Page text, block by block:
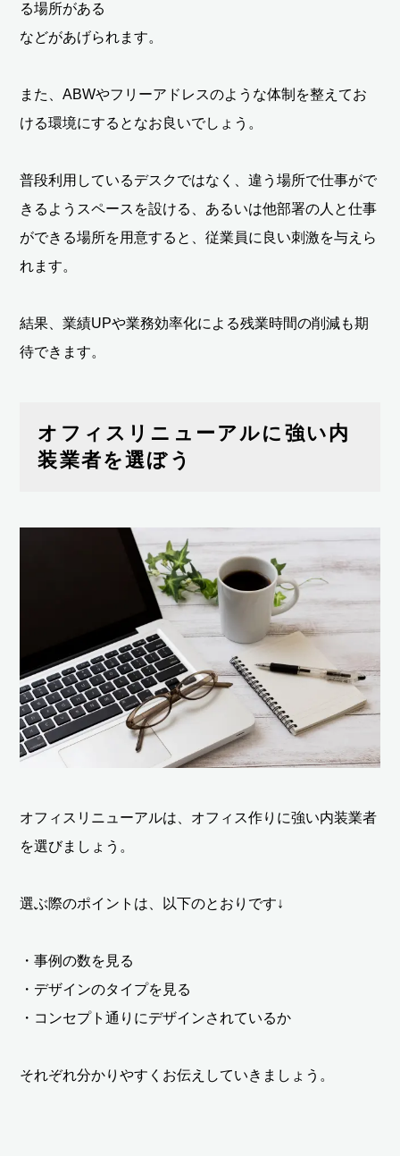
る場所がある
などがあげられます。
また、ABWやフリーアドレスのような体制を整えてお
ける環境にするとなお良いでしょう。
普段利用しているデスクではなく、違う場所で仕事がで
きるようスペースを設ける、あるいは他部署の人と仕事
ができる場所を用意すると、従業員に良い刺激を与えら
れます。
結果、業績UPや業務効率化による残業時間の削減も期
待できます。
オフィスリニューアルに強い内
装業者を選ぼう
オフィスリニューアルは、オフィス作りに強い内装業者
を選びましょう。
選ぶ際のポイントは、以下のとおりです↓
・事例の数を見る
・デザインのタイプを見る
・コンセプト通りにデザインされているか
それぞれ分かりやすくお伝えしていきましょう。